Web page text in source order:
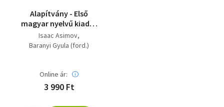
Alapítvány - Első
magyar nyelvű kiadás
kiadás! (Kozmosz
Fantasztikus Könyvek;
Isaac Asimov
Baranyi Gyula (ford.)
Online ár:
3 990 Ft